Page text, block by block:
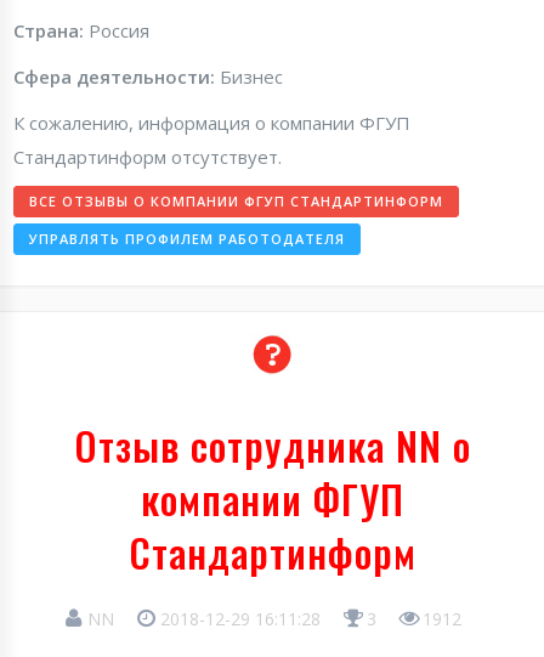
Страна: Россия
Сфера деятельности: Бизнес
К сожалению, информация о компании ФГУП
Стандартинформ отсутствует.
ВСЕ ОТЗЫВЫ О КОМПАНИИ ФГУП СТАНДАРТИНФОРМ
УПРАВЛЯТЬ ПРОФИЛЕМ РАБОТОДАТЕЛЯ
Отзыв сотрудника NN о
компании ФГУП
Стандартинформ
NN 2018-12-29 16:11:28 3 1912